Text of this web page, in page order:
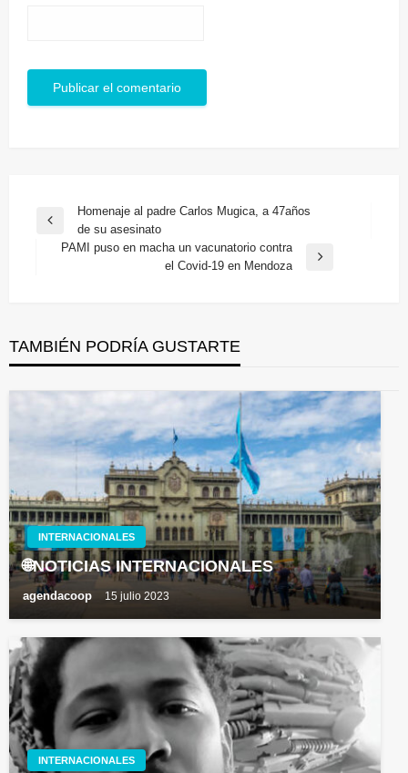
Navegación
Entrada
anterior
Homenaje al padre Carlos Mugica, a 47años
de su asesinato
PAMI puso en macha un vacunatorio contra
el Covid-19 en Mendoza
TAMBIÉN PODRÍA GUSTARTE
INTERNACIONALES
🌐NOTICIAS INTERNACIONALES
agendacoop 15 julio 2023
INTERNACIONALES